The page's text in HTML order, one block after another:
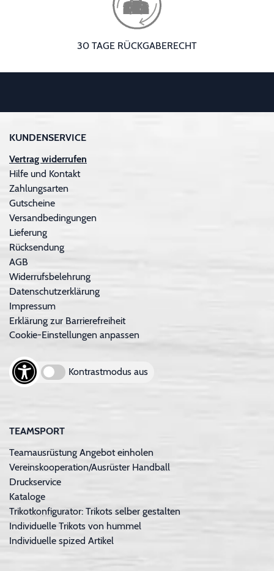
30 TAGE RÜCKGABERECHT
KUNDENSERVICE
Vertrag widerrufen
Hilfe und Kontakt
Zahlungsarten
Gutscheine
Versandbedingungen
Lieferung
Rücksendung
AGB
Widerrufsbelehrung
Datenschutzerklärung
Impressum
Erklärung zur Barrierefreiheit
Cookie-Einstellungen anpassen
Kontrastmodus aus
TEAMSPORT
Teamausrüstung Angebot einholen
Vereinskooperation/Ausrüster Handball
Druckservice
Kataloge
Trikotkonfigurator: Trikots selber gestalten
Individuelle Trikots von hummel
Individuelle spized Artikel